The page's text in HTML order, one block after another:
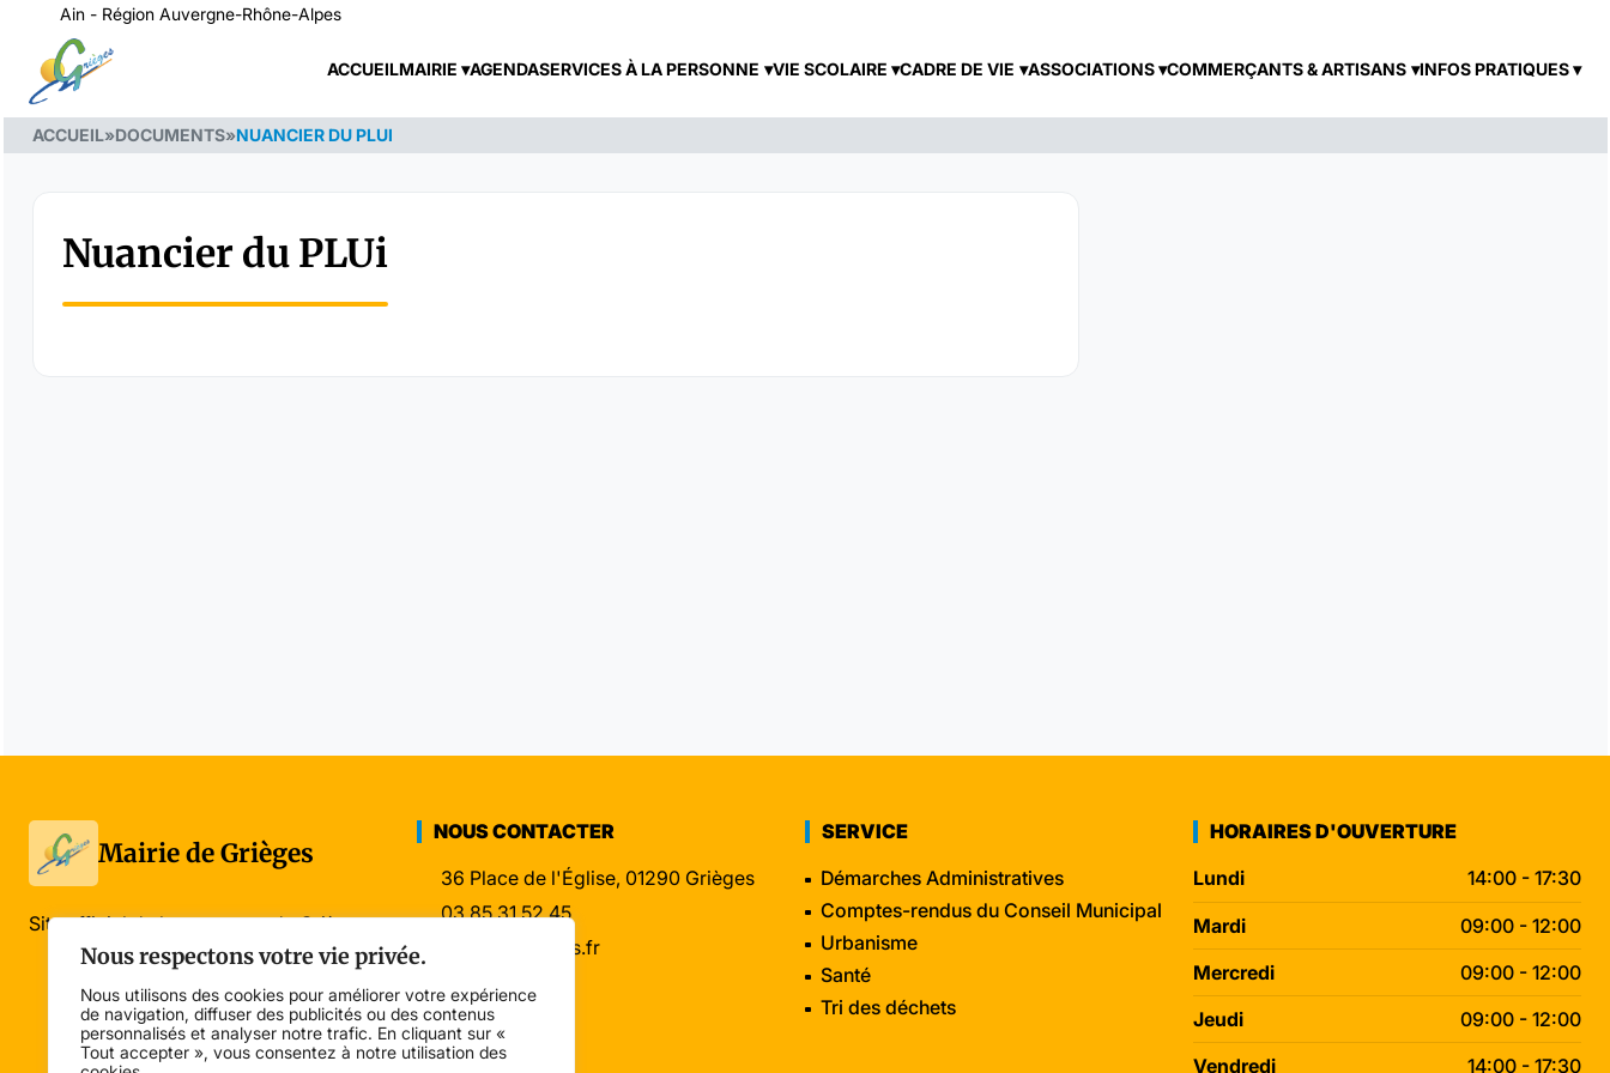
Nous respectons votre vie privée.
Nous utilisons des cookies pour améliorer votre expérience
de navigation, diffuser des publicités ou des contenus
personnalisés et analyser notre trafic. En cliquant sur «
Tout accepter », vous consentez à notre utilisation des
Ain - Région Auvergne-Rhône-Alpes
ACCUEILMAIRIE AGENDASERVICES À LA PERSONNE VIE SCOLAIRE CADRE DE VIE ASSOCIATIONS COMMERÇANTS & ARTISANS INFOS PRATIQUES
ACCUEIL»DOCUMENTS»NUANCIER DU PLUI
Nuancier du PLUi
Mairie de Grièges
Site officiel de la commune de Grièges
NOUS CONTACTER
36 Place de l'Église, 01290 Grièges
03 85 31 52 45
mairie@grieges.fr
SERVICE
Démarches Administratives
Comptes-rendus du Conseil Municipal
Urbanisme
Santé
Tri des déchets
HORAIRES D'OUVERTURE
Lundi
14:00 - 17:30
Mardi
09:00 - 12:00
Mercredi
09:00 - 12:00
Jeudi
09:00 - 12:00
Vendredi
14:00 - 17:30